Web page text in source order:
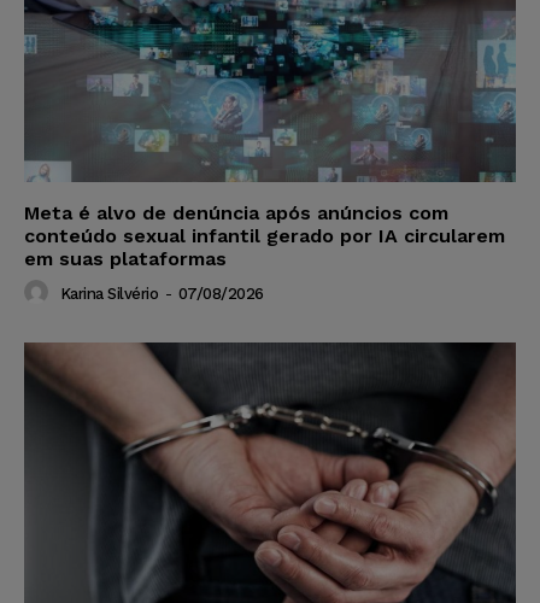
Meta é alvo de denúncia após anúncios com
conteúdo sexual infantil gerado por IA circularem
em suas plataformas
Karina Silvério - 07/08/2026